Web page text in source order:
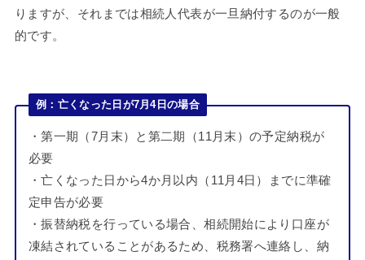
りますが、それまでは相続人代表が一旦納付するのが一般
的です。
例：亡くなった日が7月4日の場合
・第一期（7月末）と第二期（11月末）の予定納税が
必要
・亡くなった日から4か月以内（11月4日）までに準確
定申告が必要
・振替納税を行っている場合、相続開始により口座が
凍結されていることがあるため、税務署へ連絡し、納